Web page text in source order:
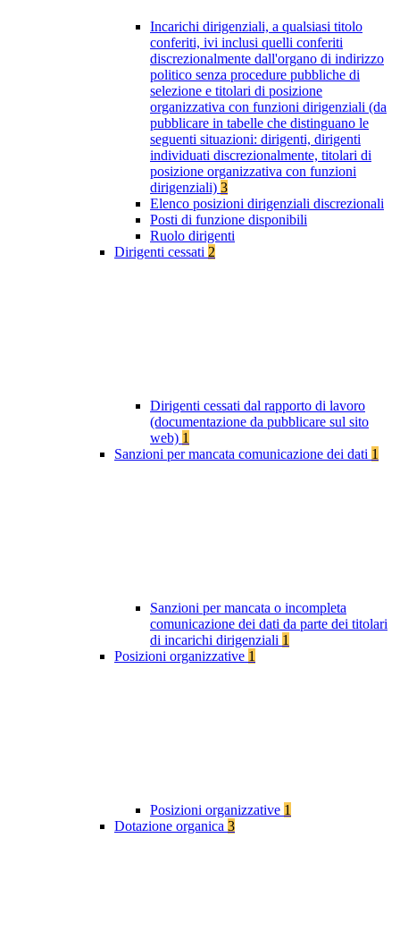
Incarichi dirigenziali, a qualsiasi titolo
conferiti, ivi inclusi quelli conferiti
discrezionalmente dall'organo di indirizzo
politico senza procedure pubbliche di
selezione e titolari di posizione
organizzativa con funzioni dirigenziali (da
pubblicare in tabelle che distinguano le
seguenti situazioni: dirigenti, dirigenti
individuati discrezionalmente, titolari di
posizione organizzativa con funzioni
dirigenziali) 3
Elenco posizioni dirigenziali discrezionali
Posti di funzione disponibili
Ruolo dirigenti
Dirigenti cessati 2
Dirigenti cessati dal rapporto di lavoro
(documentazione da pubblicare sul sito
web) 1
Sanzioni per mancata comunicazione dei dati 1
Sanzioni per mancata o incompleta
comunicazione dei dati da parte dei titolari
di incarichi dirigenziali 1
Posizioni organizzative 1
Posizioni organizzative 1
Dotazione organica 3